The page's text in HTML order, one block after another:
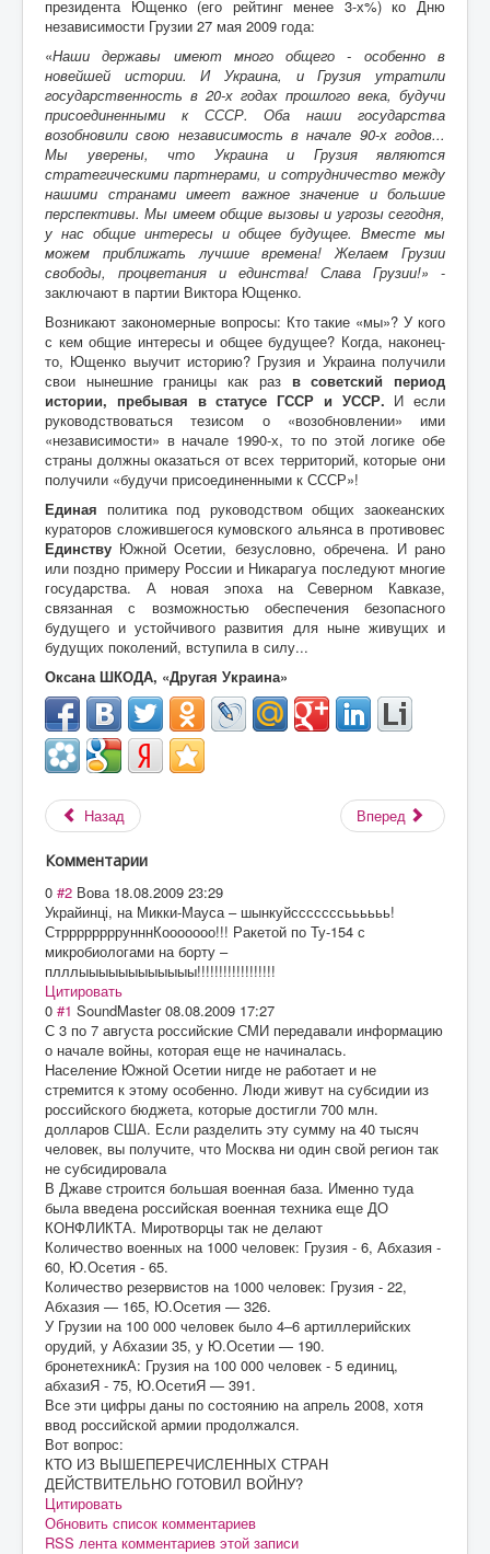
президента Ющенко (его рейтинг менее 3-х%) ко Дню
независимости Грузии 27 мая 2009 года:
«Наши державы имеют много общего - особенно в
новейшей истории. И Украина, и Грузия утратили
государственность в 20-х годах прошлого века, будучи
присоединенными к СССР. Оба наши государства
возобновили свою независимость в начале 90-х годов...
Мы уверены, что Украина и Грузия являются
стратегическими партнерами, и сотрудничество между
нашими странами имеет важное значение и большие
перспективы. Мы имеем общие вызовы и угрозы сегодня,
у нас общие интересы и общее будущее. Вместе мы
можем приближать лучшие времена! Желаем Грузии
свободы, процветания и единства! Слава Грузии!» -
заключают в партии Виктора Ющенко.
Возникают закономерные вопросы: Кто такие «мы»? У кого
с кем общие интересы и общее будущее? Когда, наконец-
то, Ющенко выучит историю? Грузия и Украина получили
свои нынешние границы как раз в советский период
истории, пребывая в статусе ГССР и УССР. И если
руководствоваться тезисом о «возобновлении» ими
«независимости» в начале 1990-х, то по этой логике обе
страны должны оказаться от всех территорий, которые они
получили «будучи присоединенными к СССР»!
Единая политика под руководством общих заокеанских
кураторов сложившегося кумовского альянса в противовес
Единству Южной Осетии, безусловно, обречена. И рано
или поздно примеру России и Никарагуа последуют многие
государства. А новая эпоха на Северном Кавказе,
связанная с возможностью обеспечения безопасного
будущего и устойчивого развития для ныне живущих и
будущих поколений, вступила в силу...
Оксана ШКОДА, «Другая Украина»
Назад Вперед
Комментарии
0 #2 Вова 18.08.2009 23:29
Украйинці, на Микки-Мауса – шынкуйсссссссьььььь!
СтррррррррунннКооооооо!!! Ракетой по Ту-154 с
микробиологами на борту –
плллыыыыыыыыыыыы!!!!!!!!!!!!!!!!!!
Цитировать
0 #1 SoundMaster 08.08.2009 17:27
С 3 по 7 августа российские СМИ передавали информацию
о начале войны, которая еще не начиналась.
Население Южной Осетии нигде не работает и не
стремится к этому особенно. Люди живут на субсидии из
российского бюджета, которые достигли 700 млн.
долларов США. Если разделить эту сумму на 40 тысяч
человек, вы получите, что Москва ни один свой регион так
не субсидировала
В Джаве строится большая военная база. Именно туда
была введена российская военная техника еще ДО
КОНФЛИКТА. Миротворцы так не делают
Количество военных на 1000 человек: Грузия - 6, Абхазия -
60, Ю.Осетия - 65.
Количество резервистов на 1000 человек: Грузия - 22,
Абхазия — 165, Ю.Осетия — 326.
У Грузии на 100 000 человек было 4–6 артиллерийских
орудий, у Абхазии 35, у Ю.Осетии — 190.
бронетехникА: Грузия на 100 000 человек - 5 единиц,
абхазиЯ - 75, Ю.ОсетиЯ — 391.
Все эти цифры даны по состоянию на апрель 2008, хотя
ввод российской армии продолжался.
Вот вопрос:
КТО ИЗ ВЫШЕПЕРЕЧИСЛЕННЫХ СТРАН
ДЕЙСТВИТЕЛЬНО ГОТОВИЛ ВОЙНУ?
Цитировать
Обновить список комментариев
RSS лента комментариев этой записи